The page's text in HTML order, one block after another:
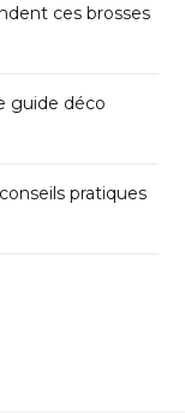
ces brosses
guide déco
pratiques